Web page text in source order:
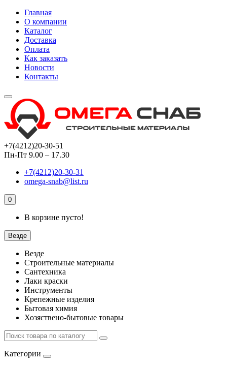
Главная
О компании
Каталог
Доставка
Оплата
Как заказать
Новости
Контакты
+7(4212)20-30-51
Пн-Пт 9.00 – 17.30
+7(4212)20-30-31
omega-snab@list.ru
0
В корзине пусто!
Везде
Везде
Строительные материалы
Сантехника
Лаки краски
Инструменты
Крепежные изделия
Бытовая химия
Хозяствено-бытовые товары
Категории